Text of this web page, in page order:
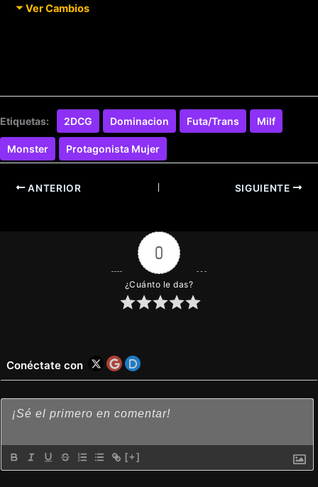
Ver Cambios
Etiquetas: 2DCG Dominacion Futa/Trans Milf
Monster Protagonista Mujer
ANTERIOR SIGUIENTE
0
¿Cuánto le das?
Conéctate con
[+]